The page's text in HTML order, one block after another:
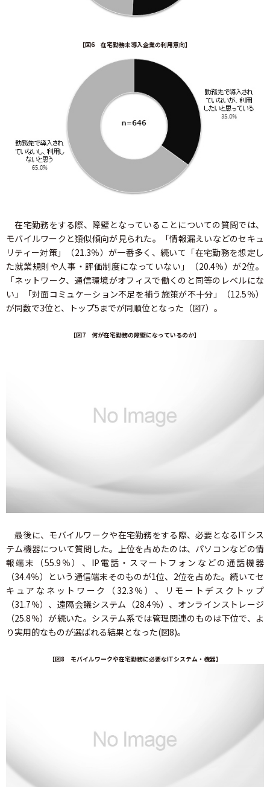
【図6 在宅勤務未導入企業の利用意向】
在宅勤務をする際、障壁となっていることについての質問では、
モバイルワークと類似傾向が見られた。「情報漏えいなどのセキュ
リティー対策」（21.3％）が一番多く、続いて「在宅勤務を想定し
た就業規則や人事・評価制度になっていない」（20.4％）が2位。
「ネットワーク、通信環境がオフィスで働くのと同等のレベルにな
い」「対面コミュケーション不足を補う施策が不十分」（12.5％）
が同数で3位と、トップ5までが同順位となった（図7）。
【図7 何が在宅勤務の障壁になっているのか】
最後に、モバイルワークや在宅勤務をする際、必要となるITシス
テム機器について質問した。上位を占めたのは、パソコンなどの情
報端末（55.9％）、IP電話・スマートフォンなどの通話機器
（34.4％）という通信端末そのものが1位、2位を占めた。続いてセ
キュアなネットワーク（32.3％）、リモートデスクトップ
（31.7％）、遠隔会議システム（28.4％）、オンラインストレージ
（25.8％）が続いた。システム系では管理関連のものは下位で、よ
り実用的なものが選ばれる結果となった(図8)。
【図8 モバイルワークや在宅勤務に必要なITシステム・機器】